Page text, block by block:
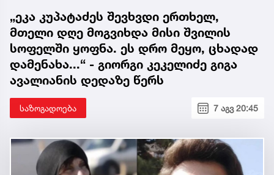
„ეკა კუპატაძეს შევხვდი ერთხელ,
მთელი დღე მოგვიხდა მისი შვილის
სოფელში ყოფნა. ეს დრო მეყო, ცხადად
დამენახა...“ - გიორგი კეკელიძე გიგა
ავალიანის დედაზე წერს
საზოგადოება 7 აგვ 20:45